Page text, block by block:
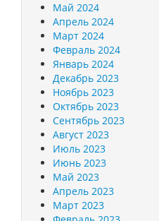
Май 2024
Апрель 2024
Март 2024
Февраль 2024
Январь 2024
Декабрь 2023
Ноябрь 2023
Октябрь 2023
Сентябрь 2023
Август 2023
Июль 2023
Июнь 2023
Май 2023
Апрель 2023
Март 2023